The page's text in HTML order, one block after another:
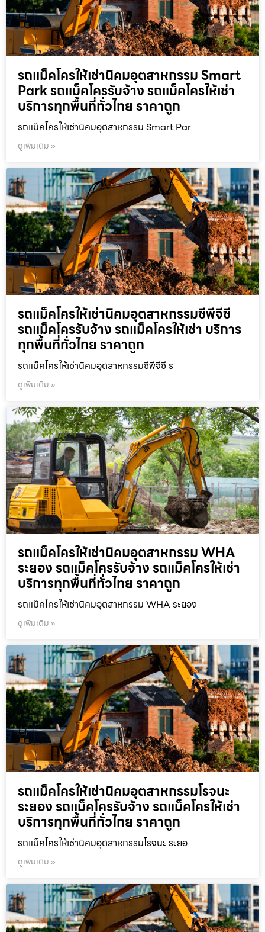
รถแม็คโครให้เช่านิคมอุตสาหกรรม Smart
Park รถแม็คโครรับจ้าง รถแม็คโครให้เช่า
บริการทุกพื้นที่ทั่วไทย ราคาถูก
รถแม็คโครให้เช่านิคมอุตสาหกรรม Smart Par
ดูเพิ่มเติม »
รถแม็คโครให้เช่านิคมอุตสาหกรรมซีพีจีซี
รถแม็คโครรับจ้าง รถแม็คโครให้เช่า บริการ
ทุกพื้นที่ทั่วไทย ราคาถูก
รถแม็คโครให้เช่านิคมอุตสาหกรรมซีพีจีซี ร
ดูเพิ่มเติม »
รถแม็คโครให้เช่านิคมอุตสาหกรรม WHA
ระยอง รถแม็คโครรับจ้าง รถแม็คโครให้เช่า
บริการทุกพื้นที่ทั่วไทย ราคาถูก
รถแม็คโครให้เช่านิคมอุตสาหกรรม WHA ระยอง
ดูเพิ่มเติม »
รถแม็คโครให้เช่านิคมอุตสาหกรรมโรจนะ
ระยอง รถแม็คโครรับจ้าง รถแม็คโครให้เช่า
บริการทุกพื้นที่ทั่วไทย ราคาถูก
รถแม็คโครให้เช่านิคมอุตสาหกรรมโรจนะ ระยอ
ดูเพิ่มเติม »